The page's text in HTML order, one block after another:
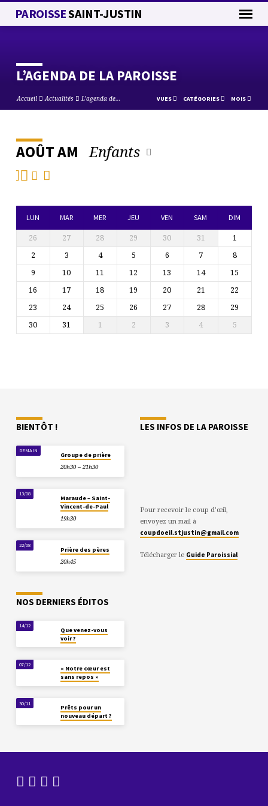
PAROISSESAINT-JUSTIN
L’AGENDA DE LA PAROISSE
Accueil Actualités L’agenda de… VUES CATÉGORIES MOIS
L’AGENDA
DE
LA
PAROISSE
AOÛT AM Enfants
LUN MAR MER JEU VEN SAM DIM
26 27 28 29 30 31
1
2
3 4 5 6 7
8
9
10 11 12 13 14
15
16
17 18 19 20 21
22
23
24 25 26 27 28
29
30
31 1 2 3 4 5
BIENTÔT !
DEMAIN
Groupe de prière
20h30 – 21h30
13/08
Maraude – Saint-
Vincent-de-Paul
19h30
22/08
Prière des pères
20h45
LES INFOS DE LA PAROISSE
Pour recevoir le coup d’œil,
envoyez un mail à
coupdoeil.stjustin@gmail.com
Télécharger le Guide Paroissial
NOS DERNIERS ÉDITOS
14/12
Que venez-vous
voir ?
07/12
« Notre cœur est
sans repos »
30/11
Prêts pour un
nouveau départ ?